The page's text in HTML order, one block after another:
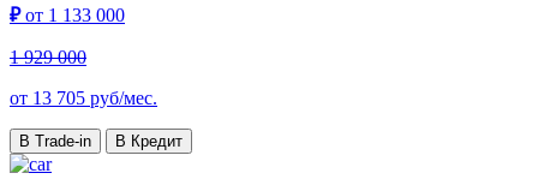
₽от 1 133 000
1 929 000
от 13 705 руб/мес.
В Trade-in В Кредит